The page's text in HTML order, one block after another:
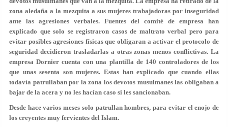
zona aledaña a la mezquita a sus mujeres trabajadoras por inseguridad
ante las agresiones verbales. Fuentes del comité de empresa han
explicado que solo se registraron casos de maltrato verbal pero para
evitar posibles agresiones físicas que obligaran a activar el protocolo de
seguridad decidieron trasladarlas a otras zonas menos conflictivas. La
empresa Dornier cuenta con una plantilla de 140 controladores de los
que unas sesenta son mujeres. Estas han explicado que cuando ellas
todavía patrullaban por la zona los devotos musulmanes las obligaban a
bajar de la acera y no les hacían caso si les sancionaban.
Desde hace varios meses solo patrullan hombres, para evitar el enojo de
los creyentes muy fervientes del Islam.